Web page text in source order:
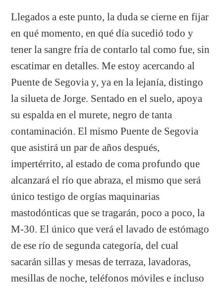
Llegados a este punto, la duda se cierne en fijar
en qué momento, en qué día sucedió todo y
tener la sangre fría de contarlo tal como fue, sin
escatimar en detalles. Me estoy acercando al
Puente de Segovia y, ya en la lejanía, distingo
la silueta de Jorge. Sentado en el suelo, apoya
su espalda en el murete, negro de tanta
contaminación. El mismo Puente de Segovia
que asistirá un par de años después,
impertérrito, al estado de coma profundo que
alcanzará el río que abraza, el mismo que será
único testigo de orgías maquinarias
mastodónticas que se tragarán, poco a poco, la
M-30. El único que verá el lavado de estómago
de ese río de segunda categoría, del cual
sacarán sillas y mesas de terraza, lavadoras,
mesillas de noche, teléfonos móviles e incluso